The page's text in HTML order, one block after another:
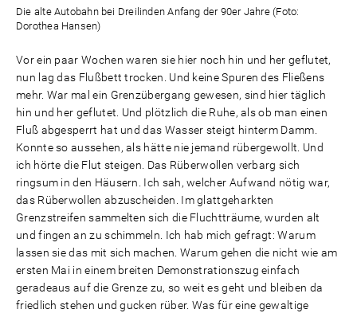
Die alte Autobahn bei Dreilinden Anfang der 90er Jahre (Foto:
Dorothea Hansen)
Vor ein paar Wochen waren sie hier noch hin und her geflutet,
nun lag das Flußbett trocken. Und keine Spuren des Fließens
mehr. War mal ein Grenzübergang gewesen, sind hier täglich
hin und her geflutet. Und plötzlich die Ruhe, als ob man einen
Fluß abgesperrt hat und das Wasser steigt hinterm Damm.
Konnte so aussehen, als hätte nie jemand rübergewollt. Und
ich hörte die Flut steigen. Das Rüberwollen verbarg sich
ringsum in den Häusern. Ich sah, welcher Aufwand nötig war,
das Rüberwollen abzuscheiden. Im glattgeharkten
Grenzstreifen sammelten sich die Fluchtträume, wurden alt
und fingen an zu schimmeln. Ich hab mich gefragt: Warum
lassen sie das mit sich machen. Warum gehen die nicht wie am
ersten Mai in einem breiten Demonstrationszug einfach
geradeaus auf die Grenze zu, so weit es geht und bleiben da
friedlich stehen und gucken rüber. Was für eine gewaltige